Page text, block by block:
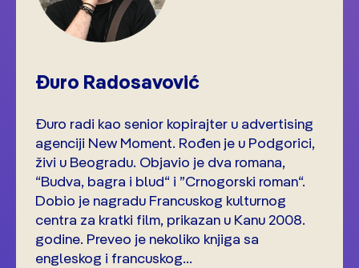
Đuro Radosavović
Đuro radi kao senior kopirajter u advertising
agenciji New Moment. Rođen je u Podgorici,
živi u Beogradu. Objavio je dva romana,
“Budva, bagra i blud“ i ”Crnogorski roman“.
Dobio je nagradu Francuskog kulturnog
centra za kratki film, prikazan u Kanu 2008.
godine. Preveo je nekoliko knjiga sa
engleskog i francuskog...